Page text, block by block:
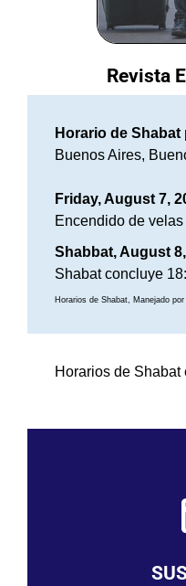
Revista
Horario de Shabat
Buenos Aires,
Friday, August 7,
Encendido de
Shabbat, August
Shabat concluye
Horarios de Shabat, Manejado
Horarios de